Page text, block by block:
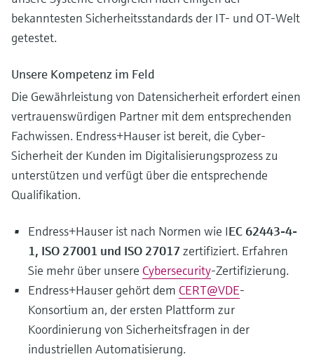
bekanntesten Sicherheitsstandards der IT- und OT-Welt
getestet.
Unsere Kompetenz im Feld
Die Gewährleistung von Datensicherheit erfordert einen
vertrauenswürdigen Partner mit dem entsprechenden
Fachwissen. Endress+Hauser ist bereit, die Cyber-
Sicherheit der Kunden im Digitalisierungsprozess zu
unterstützen und verfügt über die entsprechende
Qualifikation.
Endress+Hauser ist nach Normen wie IEC 62443-4-
1, ISO 27001 und ISO 27017zertifiziert. Erfahren
Sie mehr über unsere Cybersecurity-Zertifizierung.
Endress+Hauser gehört dem CERT@VDE-
Konsortium an, der ersten Plattform zur
Koordinierung von Sicherheitsfragen in der
industriellen Automatisierung.